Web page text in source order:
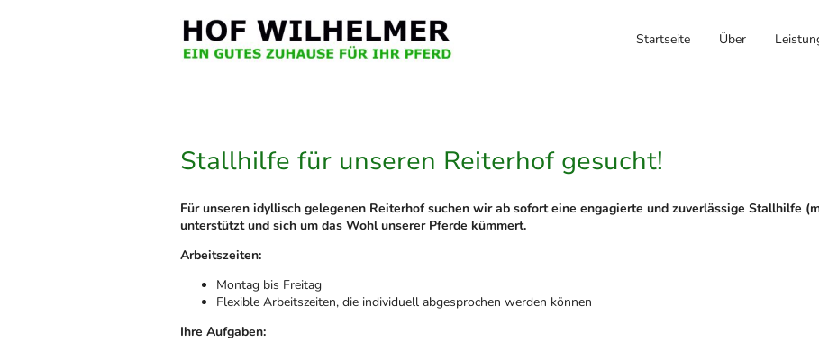
Startseite Über
Stallhilfe für unseren Reiterhof gesucht!
Für unseren idyllisch gelegenen Reiterhof suchen wir ab sofort eine engagierte und zuverlässige Stallhilfe
unterstützt und sich um das Wohl unserer Pferde kümmert.
Arbeitszeiten:
Montag bis Freitag
Flexible Arbeitszeiten, die individuell abgesprochen werden können
Ihre Aufgaben: